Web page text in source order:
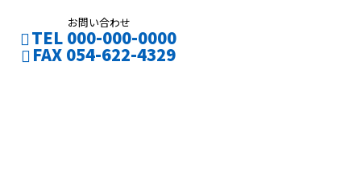
お問い合わせ
TEL 000-000-0000
FAX 054-622-4329